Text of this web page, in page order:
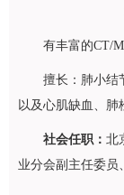
有丰富的CT/
擅长：肺小结
以及心肌缺血、肺
社会任职：北
业分会副主任委员